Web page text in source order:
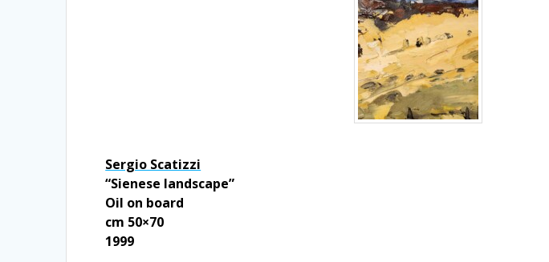
Sergio Scatizzi
“Sienese landscape”
Oil on board
cm 50×70
1999